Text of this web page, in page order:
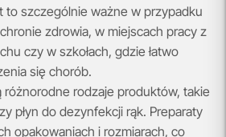
to szczególnie ważne w przypadku
zdrowia, w miejscach pracy z
czy w szkołach, gdzie łatwo
się chorób.
rodzaje produktów, takie
płyn do dezynfekcji rąk. Preparaty
opakowaniach i rozmiarach, co